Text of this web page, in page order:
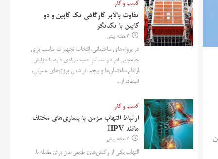
کسب و کار
تفاوت بالابر کارگاهی تک کابین و دو
کابین با یکدیگر
2 هفته پیش
در پروژه‌های ساختمانی، انتخاب تجهیزات مناسب برای
جابه‌جایی افراد و مصالح اهمیت زیادی دارد. با افزایش
ارتفاع ساختمان‌ها و پیچیده‌تر شدن پروژه‌های عمرانی،
استفاده از...
کسب و کار
ارتباط التهاب مزمن با بیماری‌های مختلف
مانند HPV
2 هفته پیش
التهاب یکی از واکنش‌های طبیعی بدن برای مقابله با